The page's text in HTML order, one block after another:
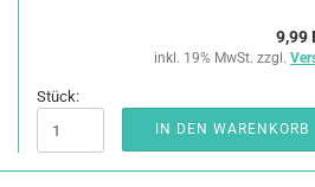
9,99
inkl. 19% MwSt. zzgl.
Stück:
IN DEN WARENKORB